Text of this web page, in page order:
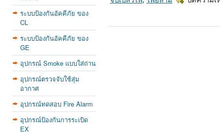
ระบบป้องกันอัคคีภัย ของ
CL
ระบบป้องกันอัคคีภัย ของ
GE
อุปกรณ์ Smoke แบบใส่ถ่าน
อุปกรณ์ตรวจจับใช้สุ่ม
อากาศ
อุปกรณ์ทดสอบ Fire Alarm
อุปกรณ์ป้องกันการระเบิด
EX